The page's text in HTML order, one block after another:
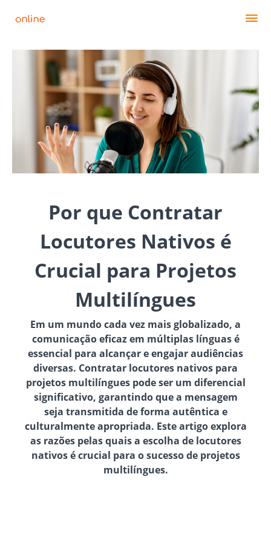
Por que Contratar
Locutores Nativos é
Crucial para Projetos
Multilíngues
Em um mundo cada vez mais globalizado, a
comunicação eficaz em múltiplas línguas é
essencial para alcançar e engajar audiências
diversas. Contratar locutores nativos para
projetos multilíngues pode ser um diferencial
significativo, garantindo que a mensagem
seja transmitida de forma autêntica e
culturalmente apropriada. Este artigo explora
as razões pelas quais a escolha de locutores
nativos é crucial para o sucesso de projetos
multilíngues.